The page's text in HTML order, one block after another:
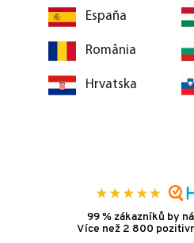
España
România
Hrvatska
99 % zákazníků by
Více než 2 800